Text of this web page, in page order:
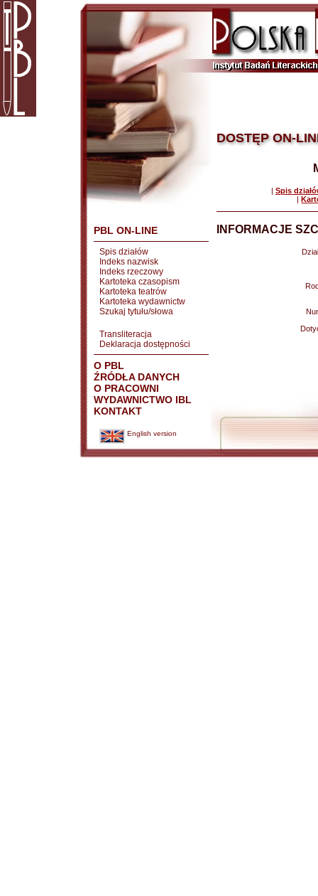
PBL ON-LINE
Spis działów
Indeks nazwisk
Indeks rzeczowy
Kartoteka czasopism
Kartoteka teatrów
Kartoteka wydawnictw
Szukaj tytułu/słowa
Transliteracja
Deklaracja dostępności
O PBL
ŹRÓDŁA DANYCH
O PRACOWNI
WYDAWNICTWO IBL
KONTAKT
English version
DOSTĘP ON-
| Spis
|
INFORMACJE